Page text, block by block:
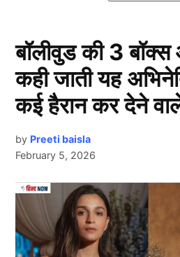
पर लगाया ये आरोप?
बॉलीवुड की 3
कही जाती यह
कई हैरान कर देने
by Preeti baisla
February 5, 2026